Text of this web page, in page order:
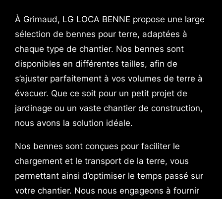
À Grimaud, LG LOCA BENNE propose une large
sélection de bennes pour terre, adaptées à
chaque type de chantier. Nos bennes sont
disponibles en différentes tailles, afin de
s’ajuster parfaitement à vos volumes de terre à
évacuer. Que ce soit pour un petit projet de
jardinage ou un vaste chantier de construction,
nous avons la solution idéale.
Nos bennes sont conçues pour faciliter le
chargement et le transport de la terre, vous
permettant ainsi d’optimiser le temps passé sur
votre chantier. Nous nous engageons à fournir